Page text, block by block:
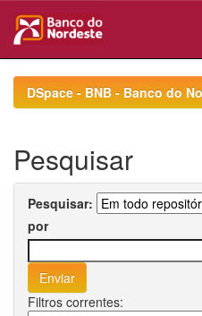
navigationDSpace - BNB - Banco do
Pesquisar
Pesquisar:
por
Filtros correntes: